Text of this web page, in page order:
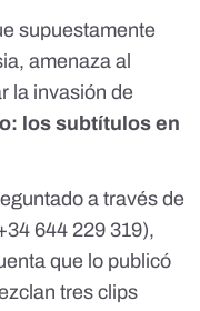
supuestamente
amenaza al
la invasión de
los subtítulos en
a través de
644 229 319),
que lo publicó
tres clips